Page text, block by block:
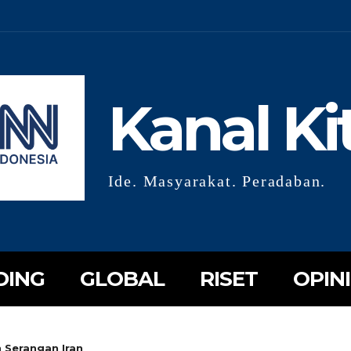
Kanal
Ide. Masyarakat. Peradaban.
GLOBAL RISET OPINI
Iran